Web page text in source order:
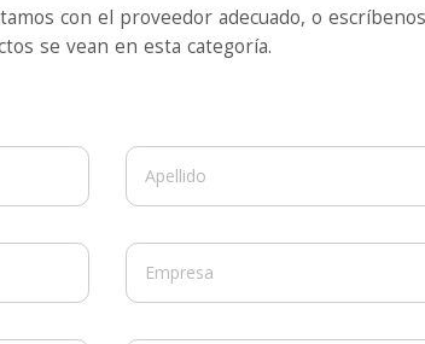
con el proveedor adecuado, o
se vean en esta categoría.